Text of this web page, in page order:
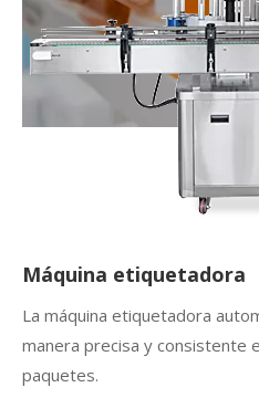
Máquina etiquetadora
La máquina etiquetadora
manera precisa y consistente
paquetes.